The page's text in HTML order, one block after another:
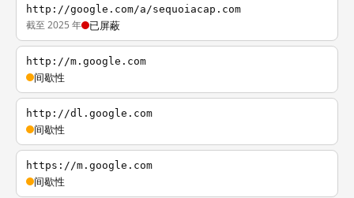
http://google.com/a/sequoiacap.com
截至 2025 年 已屏蔽
http://m.google.com
间歇性
http://dl.google.com
间歇性
https://m.google.com
间歇性